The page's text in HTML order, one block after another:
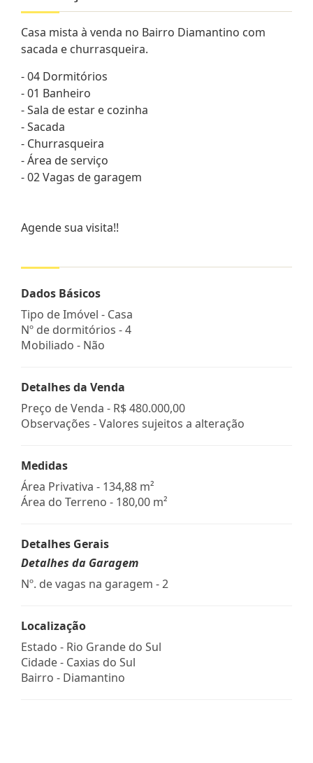
Casa mista à venda no Bairro Diamantino com
sacada e churrasqueira.
- 04 Dormitórios
- 01 Banheiro
- Sala de estar e cozinha
- Sacada
- Churrasqueira
- Área de serviço
- 02 Vagas de garagem
Agende sua visita!!
Dados Básicos
Tipo de Imóvel - Casa
Nº de dormitórios - 4
Mobiliado - Não
Detalhes da Venda
Preço de Venda - R$ 480.000,00
Observações - Valores sujeitos a alteração
Medidas
Área Privativa - 134,88 m²
Área do Terreno - 180,00 m²
Detalhes Gerais
Detalhes da Garagem
Nº. de vagas na garagem - 2
Localização
Estado - Rio Grande do Sul
Cidade - Caxias do Sul
Bairro - Diamantino